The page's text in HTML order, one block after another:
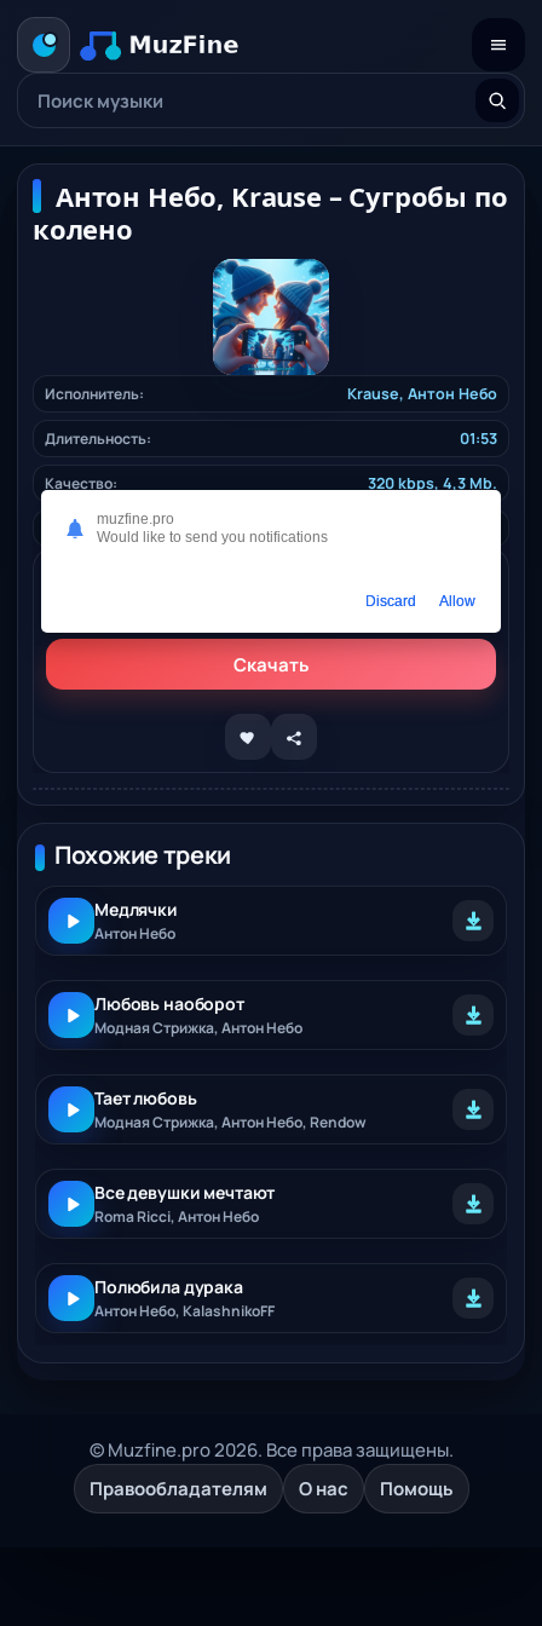
Антон Небо, Krause – Сугробы по
колено
Исполнитель: Krause, Антон Небо
Длительность: 01:53
Качество: 320 kbps, 4,3 Mb.
Жанр:
Антон Небо, Krause – Сугробы по колено
Скачать
Похожие треки
Медлячки
Антон Небо
Любовь наоборот
Модная Стрижка, Антон Небо
Тает любовь
Модная Стрижка, Антон Небо, Rendow
Все девушки мечтают
Roma Ricci, Антон Небо
Полюбила дурака
Антон Небо, KalashnikoFF
© Muzfine.pro 2026. Все права защищены.
Правообладателям
О нас Помощь
muzfine.pro
Would like to send you notifications
Discard Allow